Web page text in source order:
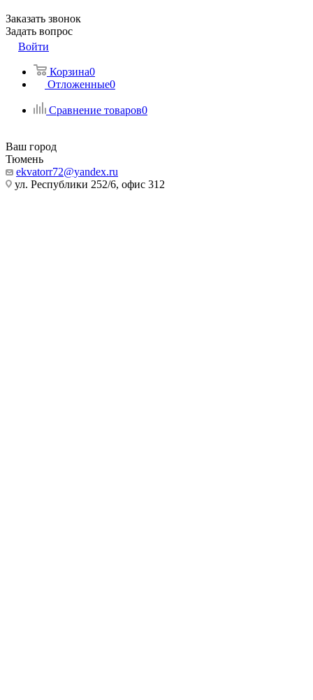
Заказать звонок
Задать вопрос
Войти
Корзина0
Отложенные0
Сравнение товаров0
Ваш город
Тюмень
ekvatorr72@yandex.ru
ул. Республики 252/6, офис 312